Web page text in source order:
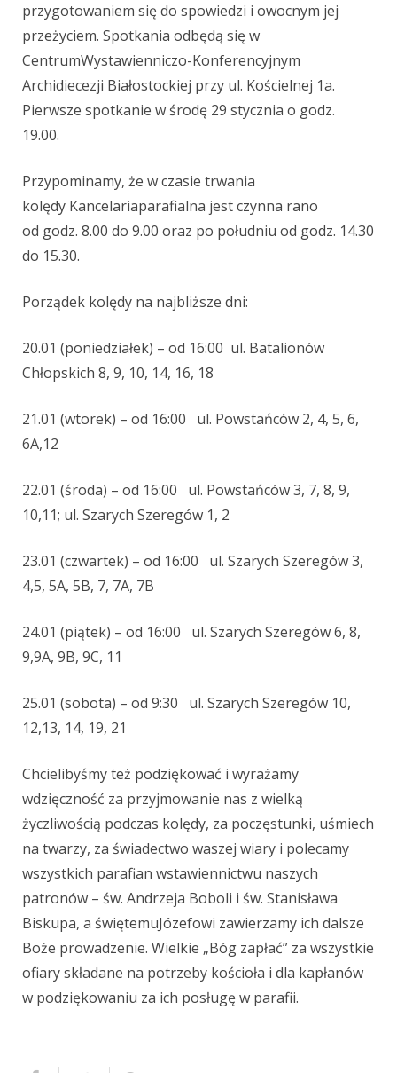
przygotowaniem się do spowiedzi i owocnym jej
przeżyciem. Spotkania odbędą się w
CentrumWystawienniczo-Konferencyjnym
Archidiecezji Białostockiej przy ul. Kościelnej 1a.
Pierwsze spotkanie w środę 29 stycznia o godz.
19.00.
Przypominamy, że wczasie trwania
kolędy Kancelariaparafialna jestczynna rano
od godz. 8.00 do 9.00 oraz po południu od godz. 14.30
do 15.30.
Porządek kolędy na najbliższe dni:
20.01 (poniedziałek) – od 16:00 ul. Batalionów
Chłopskich 8, 9, 10, 14, 16, 18
21.01 (wtorek) – od 16:00 ul. Powstańców 2, 4, 5, 6,
6A,12
22.01 (środa) – od 16:00 ul. Powstańców 3, 7, 8, 9,
10,11; ul. Szarych Szeregów 1, 2
23.01 (czwartek) – od 16:00 ul. Szarych Szeregów 3,
4,5, 5A, 5B, 7, 7A, 7B
24.01 (piątek) – od 16:00 ul. Szarych Szeregów 6, 8,
9,9A, 9B, 9C, 11
25.01 (sobota) – od 9:30 ul. Szarych Szeregów 10,
12,13, 14, 19, 21
Chcielibyśmy też podziękować i wyrażamy
wdzięczność za przyjmowanie nas z wielką
życzliwością podczas kolędy, za poczęstunki, uśmiech
na twarzy, za świadectwo waszej wiary i polecamy
wszystkich parafian wstawiennictwu naszych
patronów – św. Andrzeja Boboli i św. Stanisława
Biskupa, a świętemuJózefowi zawierzamy ich dalsze
Boże prowadzenie. Wielkie „Bóg zapłać” za wszystkie
ofiary składane na potrzeby kościoła i dla kapłanów
w podziękowaniu za ich posługę w parafii.